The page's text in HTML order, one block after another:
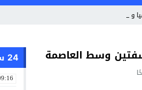
ومن تصاعد خطا _
24 ساعة